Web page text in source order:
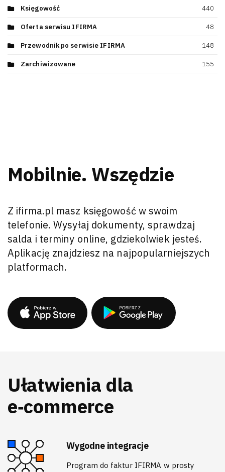
Księgowość 440
Oferta serwisu IFIRMA 48
Przewodnik po serwisie IFIRMA 148
Zarchiwizowane 155
Mobilnie. Wszędzie
Z ifirma.pl masz księgowość w swoim
telefonie. Wysyłaj dokumenty, sprawdzaj
salda i terminy online, gdziekolwiek jesteś.
Aplikację znajdziesz na najpopularniejszych
platformach.
Ułatwienia dla
e‑commerce
Wygodne integracje
Program do faktur IFIRMA w prosty